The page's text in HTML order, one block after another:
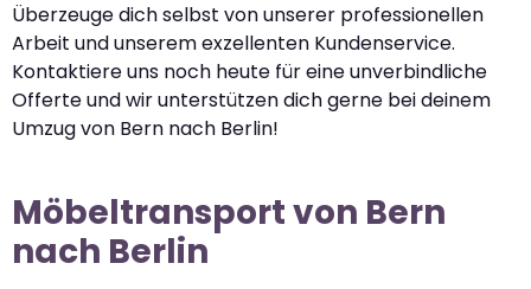
Überzeuge dich selbst von unserer professionellen
Arbeit und unserem exzellenten Kundenservice.
Kontaktiere uns noch heute für eine unverbindliche
Offerte und wir unterstützen dich gerne bei deinem
Umzug von Bern nach Berlin!
Möbeltransport von Bern
nach Berlin